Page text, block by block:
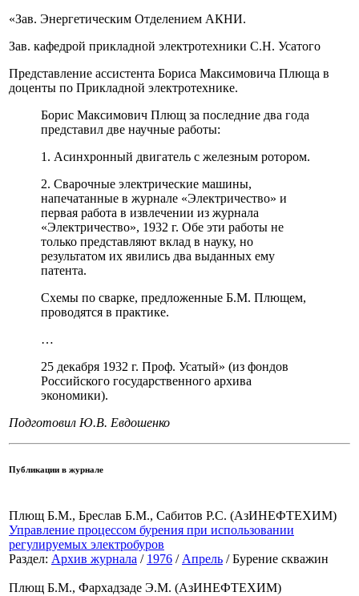
«Зав. Энергетическим Отделением АКНИ.
Зав. кафедрой прикладной электротехники С.Н. Усатого
Представление ассистента Бориса Максимовича Плюща в
доценты по Прикладной электротехнике.
Борис Максимович Плющ за последние два года
представил две научные работы:
1. Асинхронный двигатель с железным ротором.
2. Сварочные электрические машины,
напечатанные в журнале «Электричество» и
первая работа в извлечении из журнала
«Электричество», 1932 г. Обе эти работы не
только представляют вклад в науку, но
результатом их явились два выданных ему
патента.
Схемы по сварке, предложенные Б.М. Плющем,
проводятся в практике.
…
25 декабря 1932 г. Проф. Усатый» (из фондов
Российского государственного архива
экономики).
Подготовил Ю.В. Евдошенко
Публикации в журнале
Плющ Б.М., Бреслав Б.М., Сабитов Р.С. (АзИНЕФТЕХИМ)
Управление процессом бурения при использовании
регулируемых электробуров
Раздел: Архив журнала / 1976 / Апрель / Бурение скважин
Плющ Б.М., Фархадзаде Э.М. (АзИНЕФТЕХИМ)